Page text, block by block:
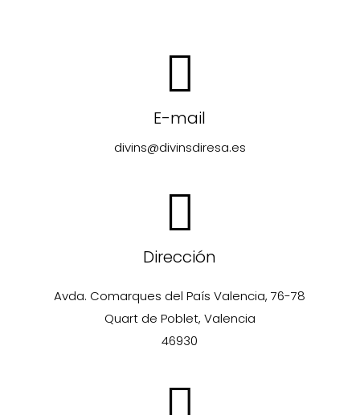
E-mail
divins@divinsdiresa.es
Dirección
Avda. Comarques del País Valencia, 76-78
Quart de Poblet, Valencia
46930